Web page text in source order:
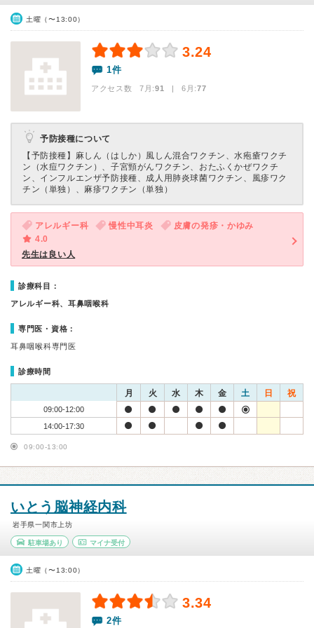
土曜（〜13:00）
3.24
1件
アクセス数 7月:91 | 6月:77
予防接種について
【予防接種】 麻しん（はしか）風しん混合ワクチン、水疱瘡ワクチ
ン（水痘ワクチン）、子宮頸がんワクチン、おたふくかぜワクチ
ン、インフルエンザ予防接種、成人用肺炎球菌ワクチン、風疹ワク
チン（単独）、麻疹ワクチン（単独）
アレルギー科 慢性中耳炎
皮膚の発疹・かゆみ
4.0
先生は良い人
診療科目：
アレルギー科、耳鼻咽喉科
専門医・資格：
耳鼻咽喉科専門医
診療時間
月 火 水 木 金 土 日 祝
09:00-12:00
14:00-17:30
09:00-13:00
いとう脳神経内科
岩手県一関市上坊
駐車場あり マイナ受付
土曜（〜13:00）
3.34
2件